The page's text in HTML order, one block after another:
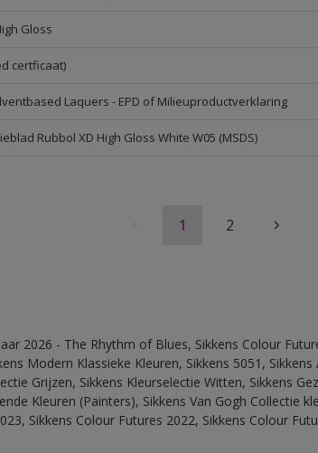
Gloss
certficaat)
Laquers - EPD of Milieuproductverklaring
Rubbol XD High Gloss White W05 (MSDS)
1 2
2026 - The Rhythm of Blues, Sikkens Colour
Modern Klassieke Kleuren, Sikkens 5051, Sikkens
Grijzen, Sikkens Kleurselectie Witten, Sikkens
Kleuren (Painters), Sikkens Van Gogh Collectie
Sikkens Colour Futures 2022, Sikkens Colour